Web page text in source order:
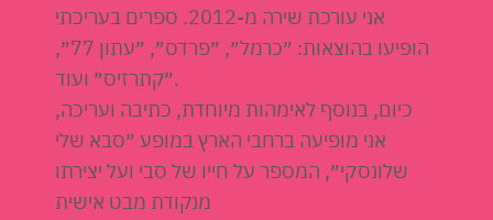
אני עורכת שירה מ-2012. ספרים בעריכתי
הופיעו בהוצאות: ״כרמל״, ״פרדס״, ״עתון 77״,
״קתרזיס״ ועוד.
כיום, בנוסף לאימהות מיוחדת, כתיבה ועריכה,
אני מופיעה ברחבי הארץ במופע ״סבא שלי
שלונסקי״, המספר על חייו של סבי ועל יצירתו
מנקודת מבט אישית